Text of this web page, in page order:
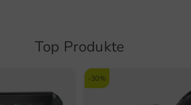
Top Produkte
-30%